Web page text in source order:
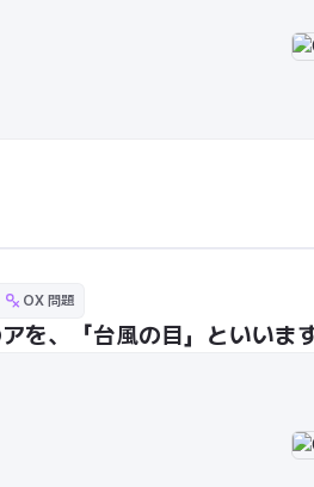
OX 問題
を、「台風の目」といいます